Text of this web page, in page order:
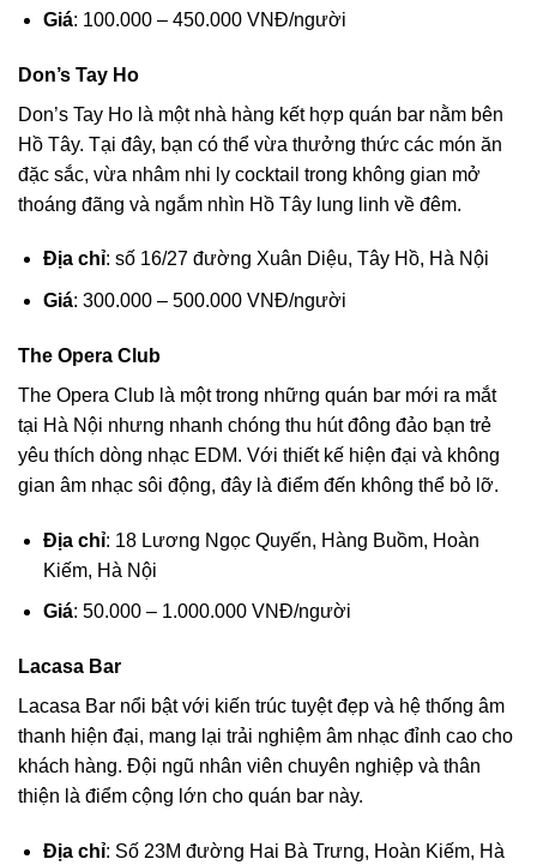
Giá: 100.000 – 450.000 VNĐ/người
Don’s Tay Ho
Don’s Tay Ho là một nhà hàng kết hợp quán bar nằm bên
Hồ Tây. Tại đây, bạn có thể vừa thưởng thức các món ăn
đặc sắc, vừa nhâm nhi ly cocktail trong không gian mở
thoáng đãng và ngắm nhìn Hồ Tây lung linh về đêm.
Địa chỉ: số 16/27 đường Xuân Diệu, Tây Hồ, Hà Nội
Giá: 300.000 – 500.000 VNĐ/người
The Opera Club
The Opera Club là một trong những quán bar mới ra mắt
tại Hà Nội nhưng nhanh chóng thu hút đông đảo bạn trẻ
yêu thích dòng nhạc EDM. Với thiết kế hiện đại và không
gian âm nhạc sôi động, đây là điểm đến không thể bỏ lỡ.
Địa chỉ: 18 Lương Ngọc Quyến, Hàng Buồm, Hoàn
Kiếm, Hà Nội
Giá: 50.000 – 1.000.000 VNĐ/người
Lacasa Bar
Lacasa Bar nổi bật với kiến trúc tuyệt đẹp và hệ thống âm
thanh hiện đại, mang lại trải nghiệm âm nhạc đỉnh cao cho
khách hàng. Đội ngũ nhân viên chuyên nghiệp và thân
thiện là điểm cộng lớn cho quán bar này.
Địa chỉ: Số 23M đường Hai Bà Trưng, Hoàn Kiếm, Hà